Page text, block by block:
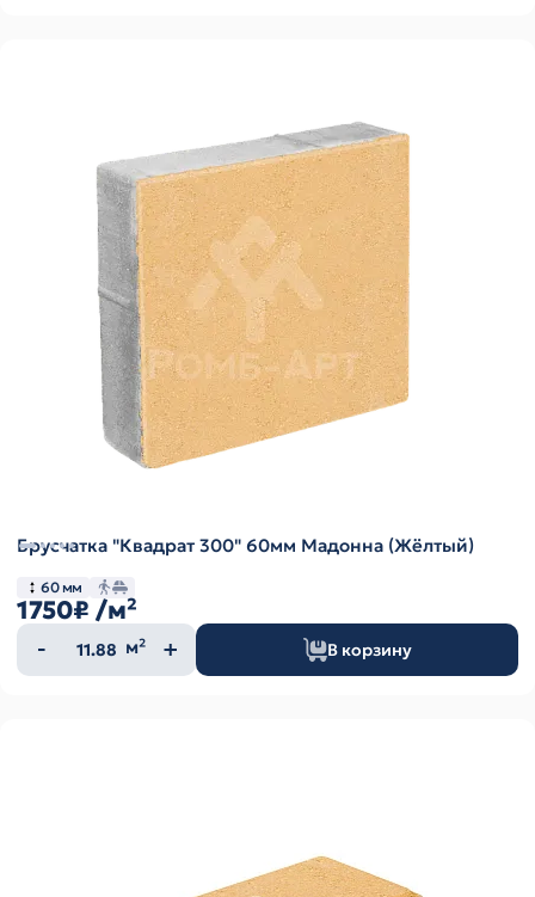
Брусчатка "Квадрат 300" 60мм Мадонна (Жёлтый)
60 мм
1750₽ /м²
Количество
товара
м² В корзину